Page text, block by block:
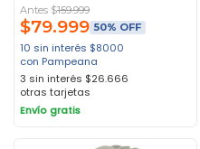
Antes $159.999
$79.999 50% OFF
10 sin interés $8000
con Pampeana
3 sin interés $26.666
otras tarjetas
Envío gratis